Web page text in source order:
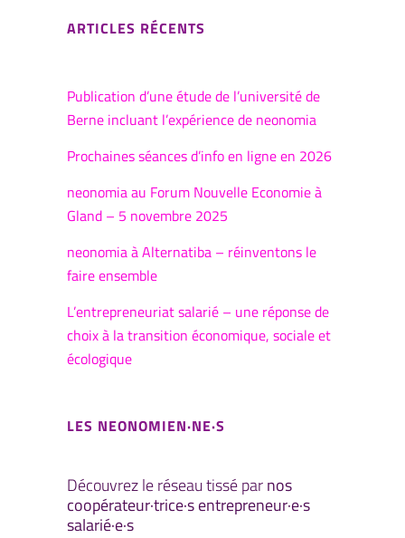
ARTICLES RÉCENTS
Publication d’une étude de l’université de
Berne incluant l’expérience de neonomia
Prochaines séances d’info en ligne en 2026
neonomia au Forum Nouvelle Economie à
Gland – 5 novembre 2025
neonomia à Alternatiba – réinventons le
faire ensemble
L’entrepreneuriat salarié – une réponse de
choix à la transition économique, sociale et
écologique
LES NEONOMIEN·NE·S
Découvrez le réseau tissé parnos
coopérateur·trice·s entrepreneur·e·s
salarié·e·s